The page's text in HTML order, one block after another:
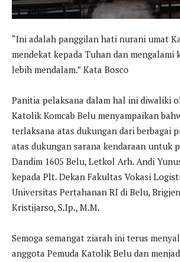
“Ini adalah panggilan hati nurani umat
mendekat kepada Tuhan dan mengalami
lebih mendalam.” Kata Bosco
Panitia pelaksana dalam hal ini diwaliki
Katolik Komcab Belu menyampaikan
terlaksana atas dukungan dari berbagai
atas dukungan sarana kendaraan untuk
Dandim 1605 Belu, Letkol Arh. Andi
kepada Plt. Dekan Fakultas Vokasi
Universitas Pertahanan RI di Belu,
Kristijarso, S.Ip., M.M.
Semoga semangat ziarah ini terus
anggota Pemuda Katolik Belu dan